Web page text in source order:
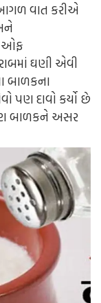
વાત કરીએ
ઓફ
ઘણી એવી
બાળકના
પણ દાવો કર્યો છે
બાળકને અસર